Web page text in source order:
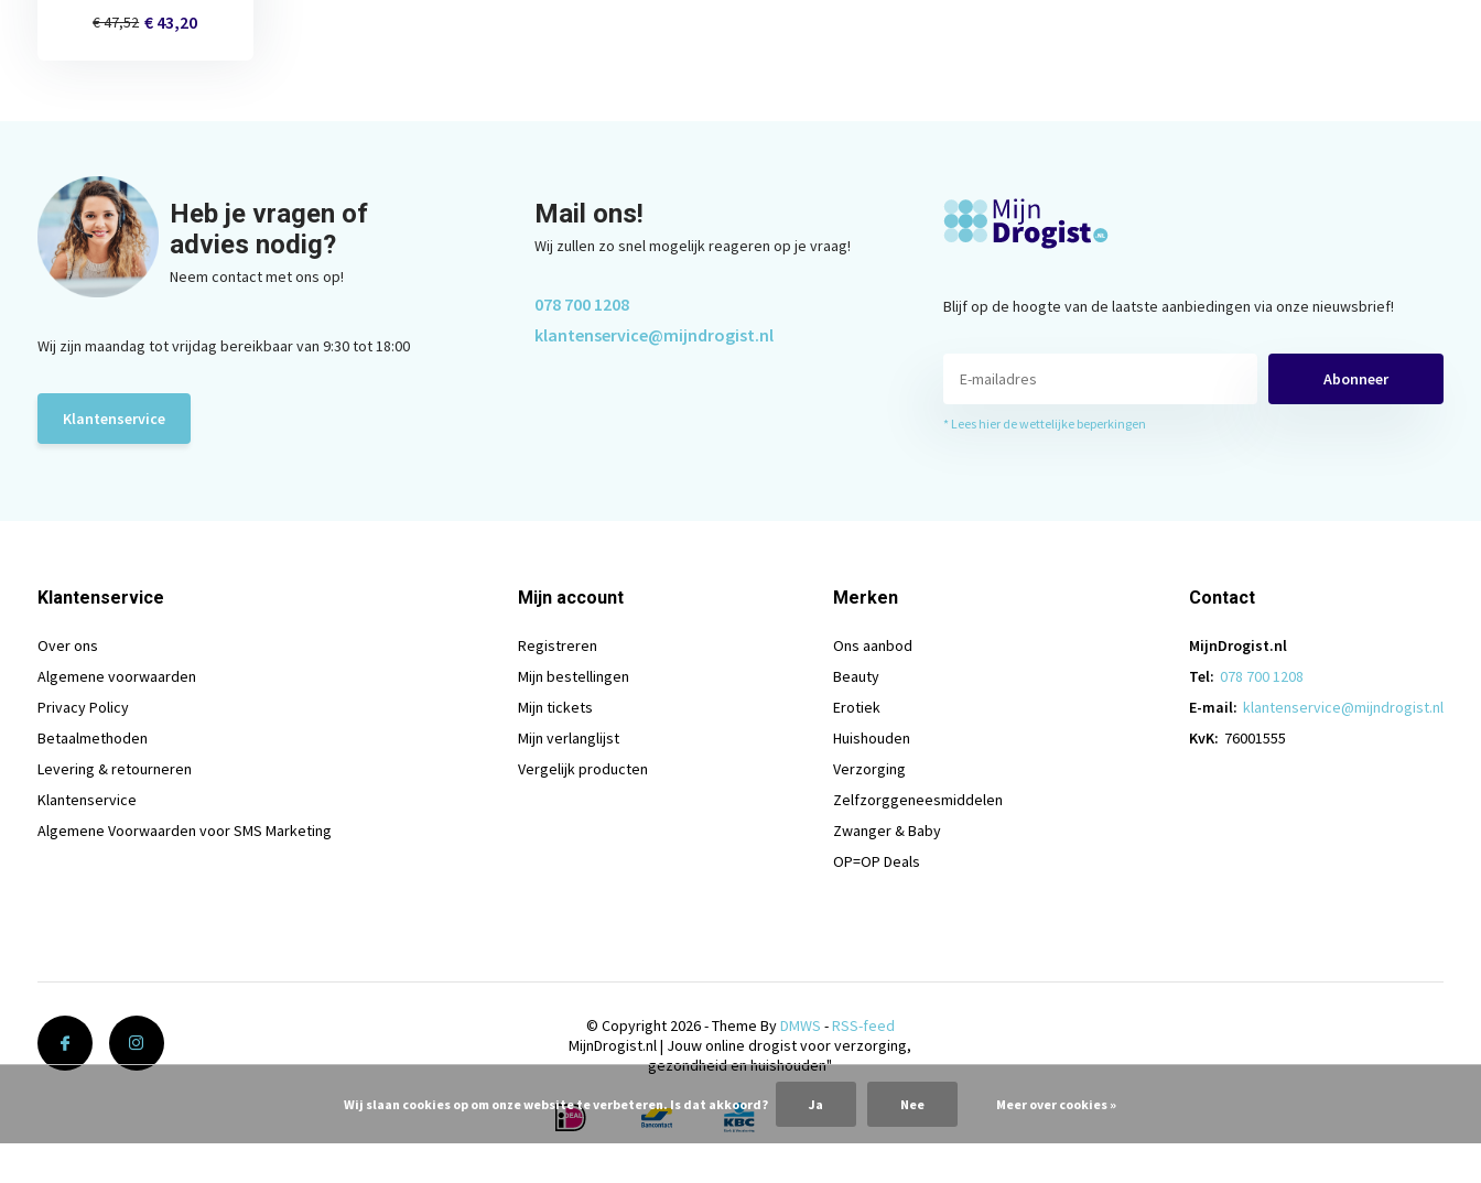
€ 47,52 € 43,20
Heb je vragen of
advies nodig?
Neem contact met ons op!
Wij zijn maandag tot vrijdag bereikbaar van 9:30 tot 18:00
Klantenservice
Mail ons!
Wij zullen zo snel mogelijk reageren op je vraag!
078 700 1208
klantenservice@mijndrogist.nl
Blijf op de hoogte van de laatste aanbiedingen via onze nieuwsbrief!
Abonneer
* Lees hier de wettelijke beperkingen
Klantenservice
Over ons
Algemene voorwaarden
Privacy Policy
Betaalmethoden
Levering & retourneren
Klantenservice
Algemene Voorwaarden voor SMS Marketing
Mijn account
Registreren
Mijn bestellingen
Mijn tickets
Mijn verlanglijst
Vergelijk producten
Merken
Ons aanbod
Beauty
Erotiek
Huishouden
Verzorging
Zelfzorggeneesmiddelen
Zwanger & Baby
OP=OP Deals
Contact
MijnDrogist.nl
Tel: 078 700 1208
E-mail: klantenservice@mijndrogist.nl
KvK: 76001555
© Copyright 2026 - Theme ByDMWS -RSS-feed
MijnDrogist.nl | Jouw online drogist voor verzorging,
gezondheid en huishouden"
Wij slaan cookies op om onze website te verbeteren. Is dat akkoord? Ja Nee Meer over cookies »